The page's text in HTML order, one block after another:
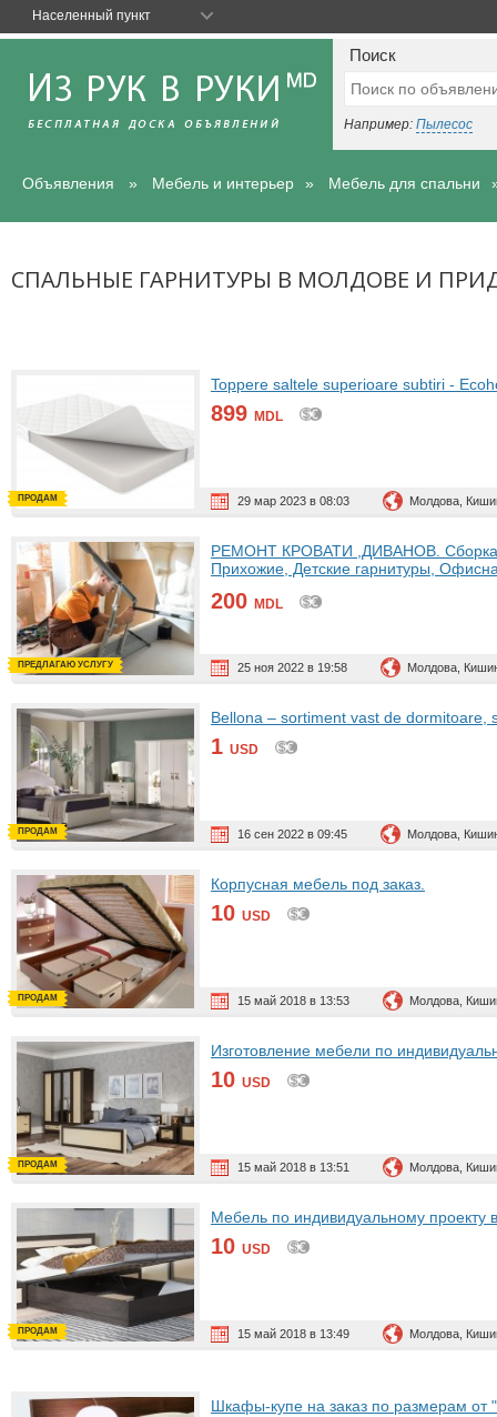
Поиск
Например: Пылесос
Объявления Мебель и интерьер Мебель для спальни
СПАЛЬНЫЕ ГАРНИТУРЫ В МОЛДОВЕ И
Toppere saltele superioare subtiri -
899 MDL
29 мар 2023 в 08:03 Молдова,
ПРОДАМ
РЕМОНТ КРОВАТИ ,ДИВАНОВ. Сборка,
Прихожие, Детские гарнитуры,
200 MDL
25 ноя 2022 в 19:58 Молдова,
ПРЕДЛАГАЮ УСЛУГУ
Bellona – sortiment vast de dormitoare,
1 USD
16 сен 2022 в 09:45 Молдова,
ПРОДАМ
Корпусная мебель под заказ.
10 USD
15 май 2018 в 13:53 Молдова,
ПРОДАМ
Изготовление мебели по
10 USD
15 май 2018 в 13:51 Молдова,
ПРОДАМ
Мебель по индивидуальному проекту
10 USD
15 май 2018 в 13:49 Молдова,
ПРОДАМ
Шкафы-купе на заказ по размерам от
Населенный пункт